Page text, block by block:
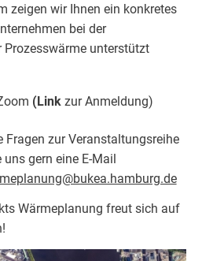
zeigen wir Ihnen ein konkretes
bei der
unterstützt
(Link zur Anmeldung)
Fragen zur Veranstaltungsreihe
uns gern eine E-Mail
Wärmeplanung freut sich auf